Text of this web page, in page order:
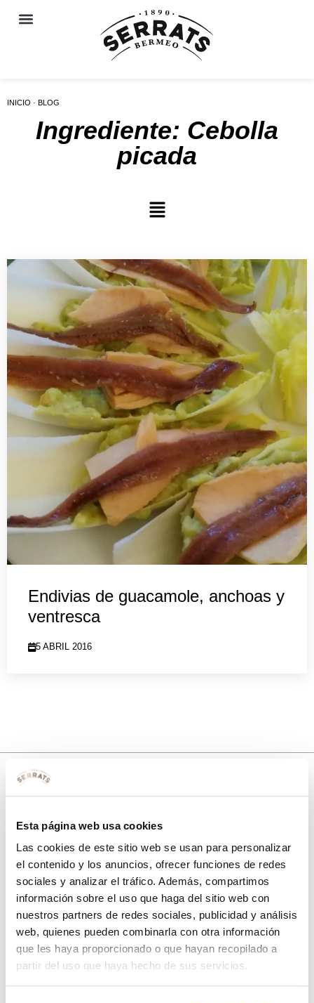
Esta página web usa cookies
Las cookies de este sitio web se usan para personalizar
el contenido y los anuncios, ofrecer funciones de redes
sociales y analizar el tráfico. Además, compartimos
información sobre el uso que haga del sitio web con
nuestros partners de redes sociales, publicidad y análisis
web, quienes pueden combinarla con otra información
que les haya proporcionado o que hayan recopilado a
partir del uso que haya hecho de sus servicios.
INICIO · BLOG
Ingrediente: Cebolla
picada
Endivias de guacamole, anchoas y
ventresca
5 ABRIL 2016
con tu primera compra.
Apúntatea nuestra newsletter para recibir nuestras ofertas
disfruta de
un 10% de descuento en tu primera compra.